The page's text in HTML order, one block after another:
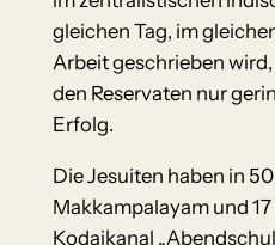
gleichen Tag, im
Arbeit geschrieben
den Reservaten nur
Erfolg.
Die Jesuiten haben in
Makkampalayam und
Kodaikanal